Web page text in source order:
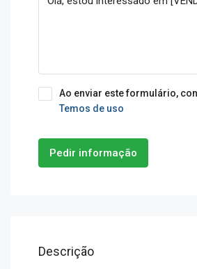
Ao enviar este formulário,
Temos de uso
Pedir informação
Descrição